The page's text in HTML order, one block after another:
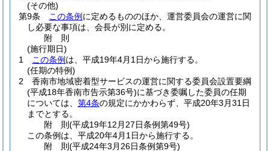
(その他)
第9条
この条例 に定めるもののほか、運営委員会の運営に関
し必要な事項は、会長が別に定める。
附 則
(施行期日)
1
この条例 は、平成19年4月1日から施行する。
(任期の特例)
2
香南市地域密着型サービスの運営に関する委員会設置要綱
(平成18年香南市告示第36号)に基づき委嘱した委員の任期
については、 第4条の規定にかかわらず、平成20年3月31日
までとする。
附 則(平成19年12月27日条例第49号)
この条例は、平成20年4月1日から施行する。
附 則(平成24年3月26日条例第9号)